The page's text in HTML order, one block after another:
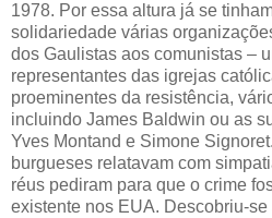
1978. Por essa altura já se
solidariedade várias
dos Gaulistas aos comunistas –
representantes das igrejas
proeminentes da resistência,
incluindo James Baldwin ou as
Yves Montand e Simone
burgueses relatavam com
réus pediram para que o crime
existente nos EUA. Descobriu-